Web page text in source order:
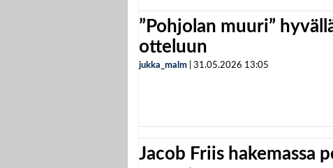
”Pohjolan muuri”
otteluun
jukka_malm 31.05.2026 13:05
Jacob Friis hakemassa